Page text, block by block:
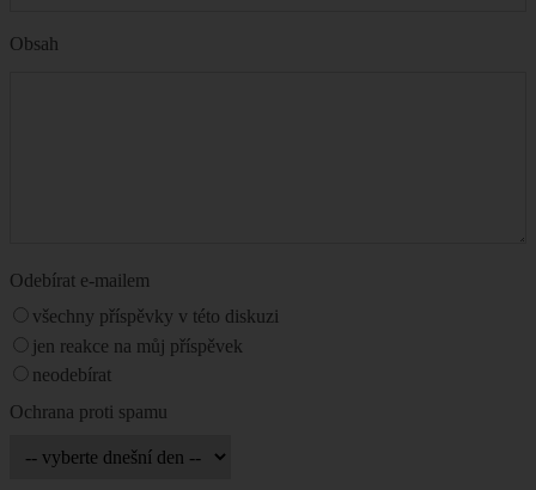
Obsah
Odebírat e-mailem
všechny příspěvky v této diskuzi
jen reakce na můj příspěvek
neodebírat
Ochrana proti spamu